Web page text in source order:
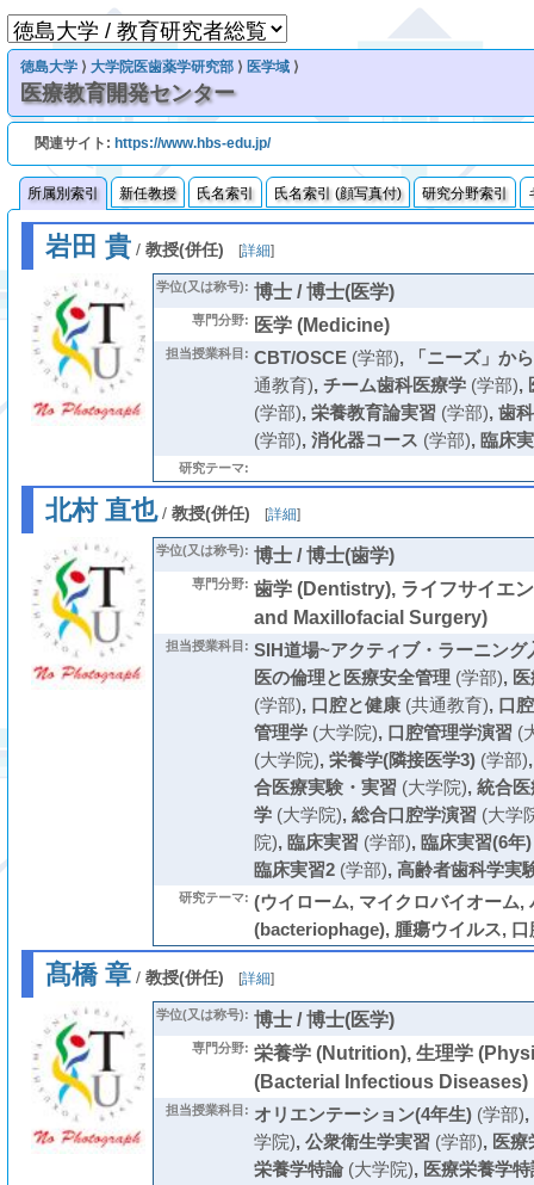
徳島大学 ⟩大学院医歯薬学研究部 ⟩ 医学域 ⟩
医療教育開発センター
関連サイト: https://www.hbs-edu.jp/
所属別索引 新任教授 氏名索引 氏名索引 (顔写真付) 研究分野索引
岩田 貴/ 教授(併任) [詳細]
学位(又は称号): 博士 / 博士(医学)
専門分野: 医学 (Medicine)
担当授業科目: CBT/OSCE(学部),
「ニーズ」か
通教育), チーム歯科医療学(学部),
(学部), 栄養教育論実習 (学部), 歯
(学部), 消化器コース (学部), 臨床
研究テーマ:
北村 直也/ 教授(併任) [詳細]
学位(又は称号): 博士 / 博士(歯学)
専門分野: 歯学 (Dentistry), ライフサイエ
and Maxillofacial Surgery)
担当授業科目: SIH道場~アクティブ・ラーニング
医の倫理と医療安全管理 (学部),
(学部), 口腔と健康(共通教育), 口
管理学(大学院), 口腔管理学演習 (
(大学院), 栄養学(隣接医学3)(学部)
合医療実験・実習 (大学院), 統合
学(大学院), 総合口腔学演習 (大学
院), 臨床実習 (学部), 臨床実習(6年)
臨床実習2(学部), 高齢者歯科学実
研究テーマ: (ウイローム, マイクロバイオーム,
(bacteriophage), 腫瘍ウイルス, 口
髙橋 章/ 教授(併任) [詳細]
学位(又は称号): 博士 / 博士(医学)
専門分野: 栄養学 (Nutrition), 生理学
(Bacterial Infectious Diseases)
担当授業科目: オリエンテーション(4年生)(学部),
学院), 公衆衛生学実習 (学部), 医療
栄養学特論(大学院), 医療栄養学